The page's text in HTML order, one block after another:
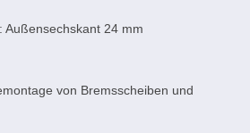
Außensechskant 24 mm
von Bremsscheiben und